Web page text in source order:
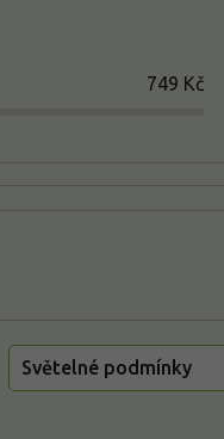
749 Kč
Světelné podmínky